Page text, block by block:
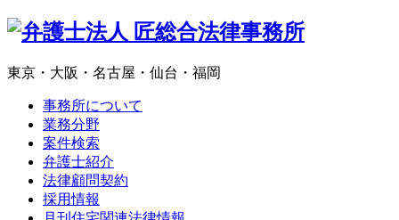
東京・大阪・名古屋・仙台・福岡
事務所について
業務分野
案件検索
弁護士紹介
法律顧問契約
採用情報